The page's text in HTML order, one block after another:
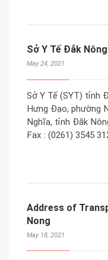
Sở Y Tế Đắk Nông
May 24, 2021
Sở Y Tế (SYT) tỉnh
Hưng Đạo, phường
Nghĩa, tỉnh Đăk
Fax : (0261) 3545
Address of
Nong
May 18, 2021